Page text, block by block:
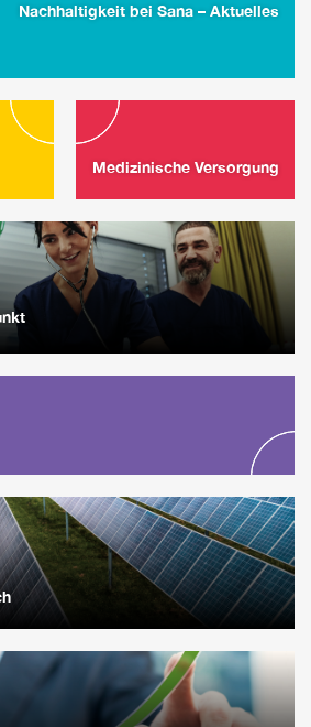
Nachhaltigkeit bei Sana – Aktuelles
Medizinische Versorgung